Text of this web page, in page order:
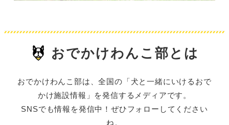
おでかけわんこ部とは
おでかけわんこ部は、全国の「犬と一緒にいけるおで
かけ施設情報」を発信するメディアです。
SNSでも情報を発信中！ぜひフォローしてください
ね。